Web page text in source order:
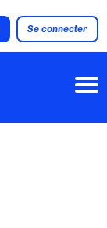
Se connecter